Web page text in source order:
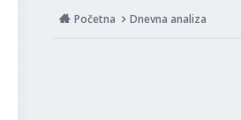
Početna Dnevna analiza